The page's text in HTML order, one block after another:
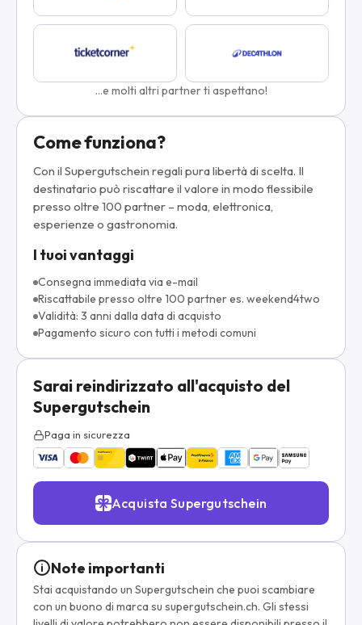
...e molti altri partner ti aspettano!
Come funziona?
Con il Supergutschein regali pura libertà di scelta. Il
destinatario può riscattare il valore in modo flessibile
presso oltre 100 partner – moda, elettronica,
esperienze o gastronomia.
I tuoi vantaggi
Consegna immediata via e-mail
Riscattabile presso oltre 100 partner es. weekend4two
Validità: 3 anni dalla data di acquisto
Pagamento sicuro con tutti i metodi comuni
Sarai reindirizzato all'acquisto del
Supergutschein
Paga in sicurezza
Acquista Supergutschein
Note importanti
Stai acquistando un Supergutschein che puoi scambiare
con un buono di marca su supergutschein.ch. Gli stessi